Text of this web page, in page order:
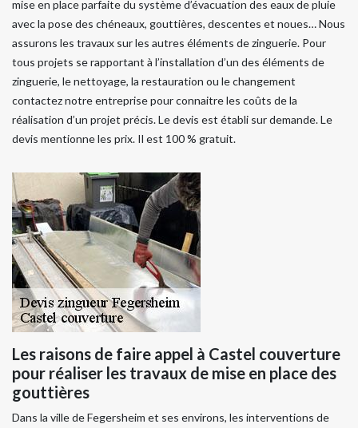
mise en place parfaite du système d’évacuation des eaux de pluie
avec la pose des chéneaux, gouttières, descentes et noues… Nous
assurons les travaux sur les autres éléments de zinguerie. Pour
tous projets se rapportant à l’installation d’un des éléments de
zinguerie, le nettoyage, la restauration ou le changement
contactez notre entreprise pour connaitre les coûts de la
réalisation d’un projet précis. Le devis est établi sur demande. Le
devis mentionne les prix. Il est 100 % gratuit.
Les raisons de faire appel à Castel couverture
pour réaliser les travaux de mise en place des
gouttières
Dans la ville de Fegersheim et ses environs, les interventions de